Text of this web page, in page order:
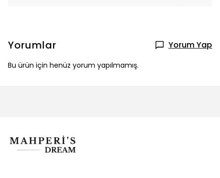
Yorumlar Yorum Yap
Bu ürün için henüz yorum yapılmamış.